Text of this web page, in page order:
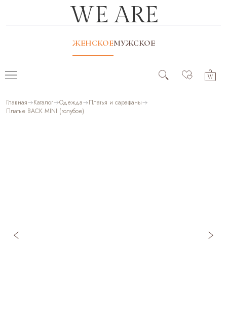
ЖЕНСКОЕМУЖСКОЕ
Главная Каталог Одежда
Платья и сарафаны
Платье BACK MINI (голубое)